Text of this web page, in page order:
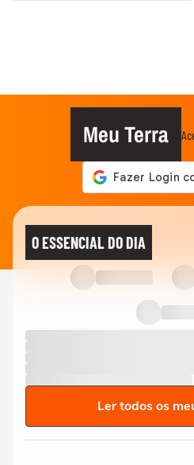
Meu Terra
O ESSENCIAL DO DIA
Ler todos os